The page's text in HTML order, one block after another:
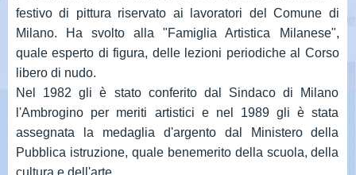
festivo di pittura riservato ai lavoratori del Comune di
Milano. Ha svolto alla "Famiglia Artistica Milanese",
quale esperto di figura, delle lezioni periodiche al Corso
libero di nudo.
Nel 1982 gli è stato conferito dal Sindaco di Milano
l'Ambrogino per meriti artistici e nel 1989 gli è stata
assegnata la medaglia d'argento dal Ministero della
Pubblica istruzione, quale benemerito della scuola, della
cultura e dell'arte.